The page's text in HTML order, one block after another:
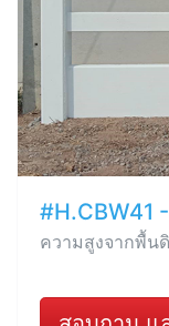
#H.CBW41
ความสูงจากพื้น